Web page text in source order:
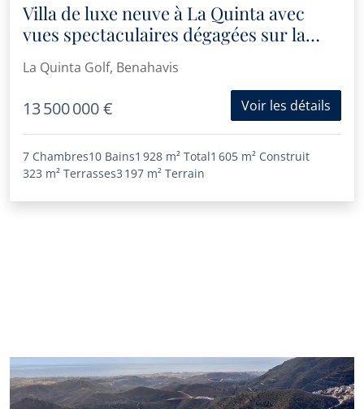
Villa de luxe neuve à La Quinta avec
vues spectaculaires dégagées sur la
mer et le parcours de golf
La Quinta Golf, Benahavis
13 500 000 € Voir les détails
7 Chambres10 Bains1 928 m² Total1 605 m² Construit
323 m² Terrasses3 197 m² Terrain